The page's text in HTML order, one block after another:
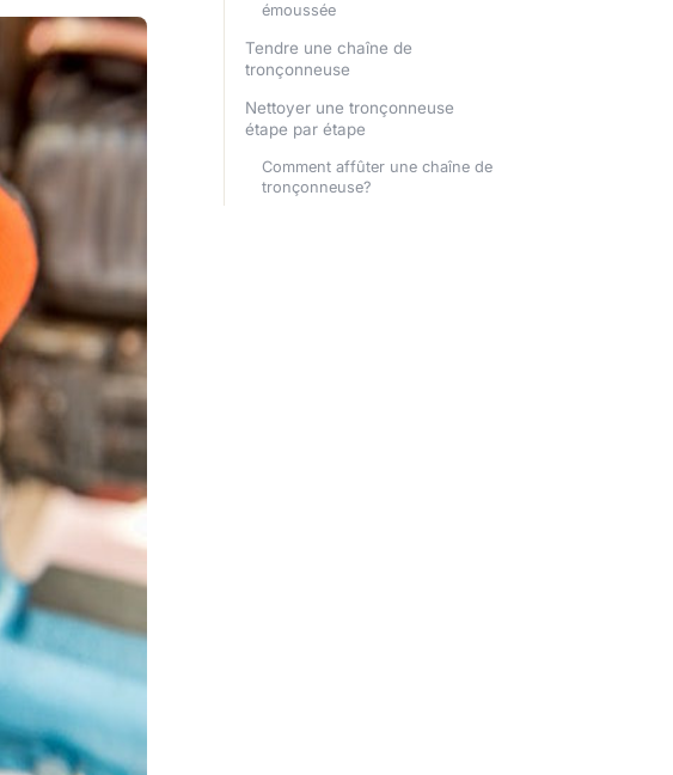
émoussée
Tendre une chaîne de
tronçonneuse
Nettoyer une tronçonneuse
étape par étape
Comment affûter une chaîne de
tronçonneuse?